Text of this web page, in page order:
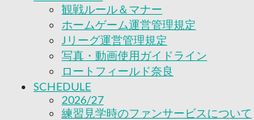
GOODS
オフィシャルストア（実店舗）
オンラインストア
ACADEMY
アカデミーについて
プロジェクト
コーチ&スタッフ
ジュニア
観戦ルール＆マナー
ホームゲーム運営管理規定
Jリーグ運営管理規定
写真・動画使用ガイドライン
ロートフィールド奈良
SCHEDULE
2026/27
練習見学時のファンサービスについて